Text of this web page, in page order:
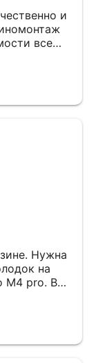
и
все
сказать.
Нужна
на
M4 pro. Всё
в этот